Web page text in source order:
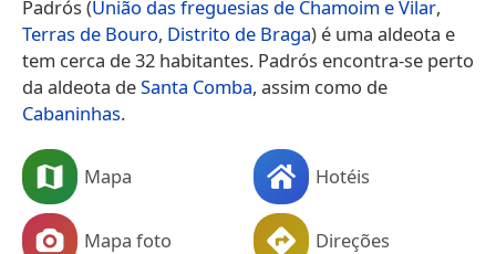
Padrós (União das freguesias de Chamoim e Vilar,
Terras de Bouro, Distrito de Braga) é uma aldeota e
tem cerca de 32 habitantes. Padrós encontra-se perto
da aldeota deSanta Comba, assim como de
Cabaninhas.
Mapa Hotéis
Mapa foto Direções